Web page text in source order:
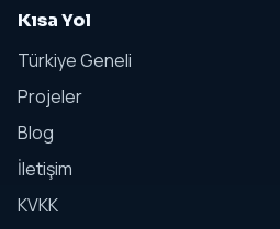
Kısa Yol
Türkiye Geneli
Projeler
Blog
İletişim
KVKK